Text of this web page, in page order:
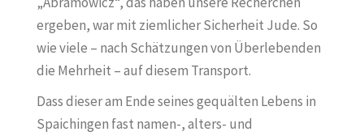
ergeben, war mit ziemlicher Sicherheit Jude. So
wie viele – nach Schätzungen von Überlebenden
die Mehrheit – auf diesem Transport.
Dass dieser am Ende seines gequälten Lebens in
Spaichingen fast namen-, alters- und